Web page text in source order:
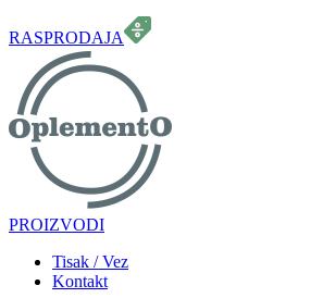
RASPRODAJA
PROIZVODI
Tisak / Vez
Kontakt